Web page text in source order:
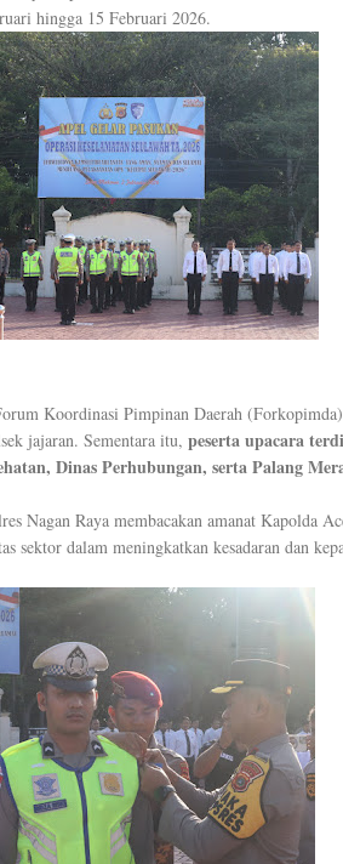
hingga 15 Februari 2026.
Koordinasi Pimpinan Daerah
jajaran. Sementara itu, peserta upacara
Dinas Perhubungan, serta Palang
Nagan Raya membacakan amanat Kapolda
sektor dalam meningkatkan kesadaran dan